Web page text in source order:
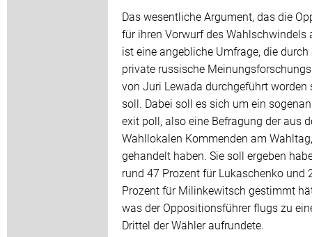
Das wesentliche Argument, das die
für ihren Vorwurf des Wahlschwindels
ist eine angebliche Umfrage, die durch
private russische
von Juri Lewada durchgeführt worden
soll. Dabei soll es sich um ein
exit poll, also eine Befragung der aus
Wahllokalen Kommenden am Wahltag,
gehandelt haben. Sie soll ergeben
rund 47 Prozent für Lukaschenko und
Prozent für Milinkewitsch gestimmt
was der Oppositionsführer flugs zu
Drittel der Wähler aufrundete.